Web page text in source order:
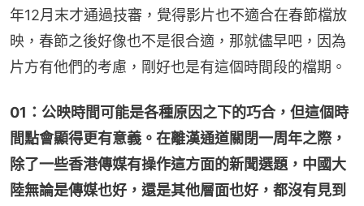
年12月末才通過技審，覺得影片也不適合在春節檔放
映，春節之後好像也不是很合適，那就儘早吧，因為
片方有他們的考慮，剛好也是有這個時間段的檔期。
01：公映時間可能是各種原因之下的巧合，但這個時
間點會顯得更有意義。在離漢通道關閉一周年之際，
除了一些香港傳媒有操作這方面的新聞選題，中國大
陸無論是傳媒也好，還是其他層面也好，都沒有見到